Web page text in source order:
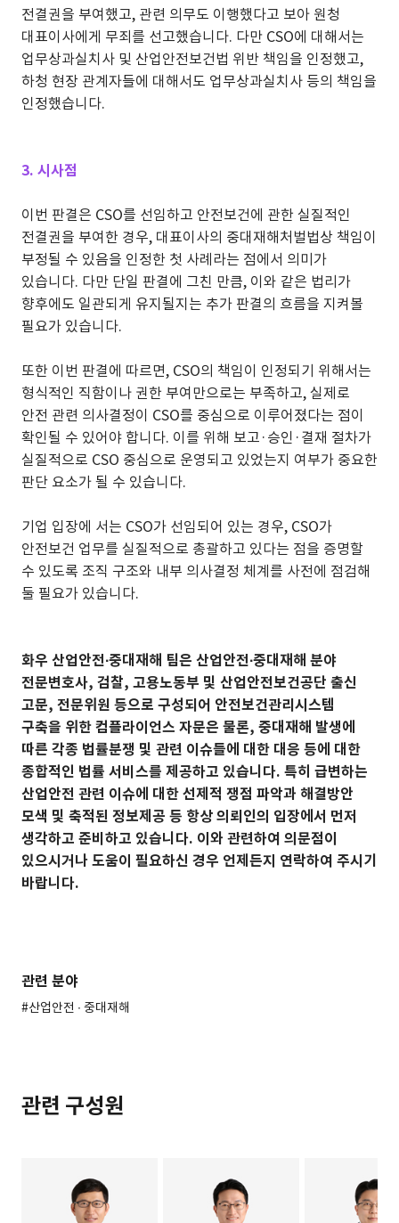
전결권을 부여했고, 관련 의무도 이행했다고 보아 원청
대표이사에게 무죄를 선고했습니다. 다만 CSO에 대해서는
업무상과실치사 및 산업안전보건법 위반 책임을 인정했고,
하청 현장 관계자들에 대해서도 업무상과실치사 등의 책임을
인정했습니다.
3. 시사점
이번 판결은 CSO를 선임하고 안전보건에 관한 실질적인
전결권을 부여한 경우, 대표이사의 중대재해처벌법상 책임이
부정될 수 있음을 인정한 첫 사례라는 점에서 의미가
있습니다. 다만 단일 판결에 그친 만큼, 이와 같은 법리가
향후에도 일관되게 유지될지는 추가 판결의 흐름을 지켜볼
필요가 있습니다.
또한 이번 판결에 따르면, CSO의 책임이 인정되기 위해서는
형식적인 직함이나 권한 부여만으로는 부족하고, 실제로
안전 관련 의사결정이 CSO를 중심으로 이루어졌다는 점이
확인될 수 있어야 합니다. 이를 위해 보고·승인·결재 절차가
실질적으로 CSO 중심으로 운영되고 있었는지 여부가 중요한
판단 요소가 될 수 있습니다.
기업 입장에 서는 CSO가 선임되어 있는 경우, CSO가
안전보건 업무를 실질적으로 총괄하고 있다는 점을 증명할
수 있도록 조직 구조와 내부 의사결정 체계를 사전에 점검해
둘 필요가 있습니다.
화우 산업안전∙중대재해 팀은 산업안전∙중대재해 분야
전문변호사, 검찰, 고용노동부 및 산업안전보건공단 출신
고문, 전문위원 등으로 구성되어 안전보건관리시스템
구축을 위한 컴플라이언스 자문은 물론, 중대재해 발생에
따른 각종 법률분쟁 및 관련 이슈들에 대한 대응 등에 대한
종합적인 법률 서비스를 제공하고 있습니다. 특히 급변하는
산업안전 관련 이슈에 대한 선제적 쟁점 파악과 해결방안
모색 및 축적된 정보제공 등 항상 의뢰인의 입장에서 먼저
생각하고 준비하고 있습니다. 이와 관련하여 의문점이
있으시거나 도움이 필요하신 경우 언제든지 연락하여 주시기
바랍니다.
관련 분야
#산업안전 ∙ 중대재해
관련 구성원